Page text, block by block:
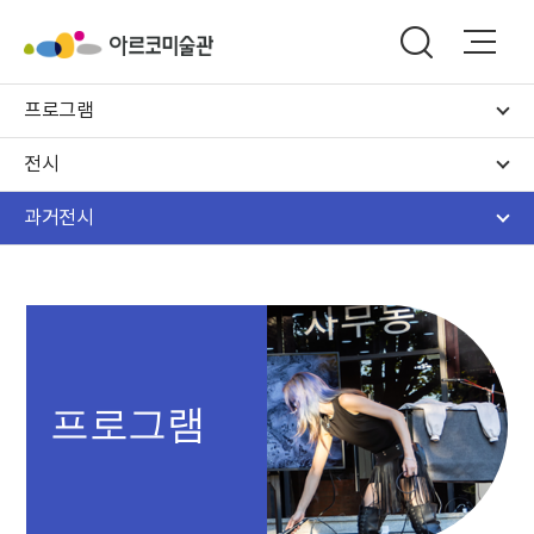
프로그램
전시
과거전시
프로그램